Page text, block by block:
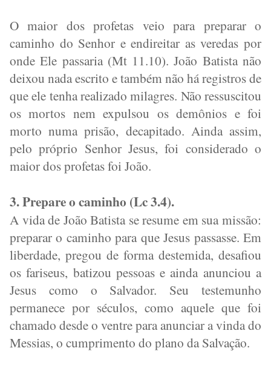
O maior dos profetas veio para preparar o
caminho do Senhor e endireitar as veredas por
onde Ele passaria (Mt 11.10). João Batista não
deixou nada escrito e também não há registros de
que ele tenha realizado milagres. Não ressuscitou
os mortos nem expulsou os demônios e foi
morto numa prisão, decapitado. Ainda assim,
pelo próprio Senhor Jesus, foi considerado o
maior dos profetas foi João.
3. Prepare o caminho (Lc 3.4).
A vida de João Batista se resume em sua missão:
preparar o caminho para que Jesus passasse. Em
liberdade, pregou de forma destemida, desafiou
os fariseus, batizou pessoas e ainda anunciou a
Jesus como o Salvador. Seu testemunho
permanece por séculos, como aquele que foi
chamado desde o ventre para anunciar a vinda do
Messias, o cumprimento do plano da Salvação.